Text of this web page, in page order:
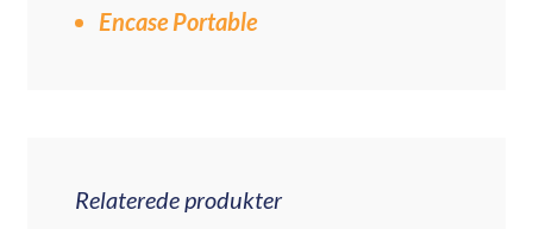
Encase Portable
Relaterede produkter